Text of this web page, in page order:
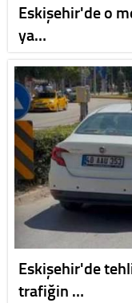
Eskişehir'de o
ya…
Eskişehir'de
trafiğin …